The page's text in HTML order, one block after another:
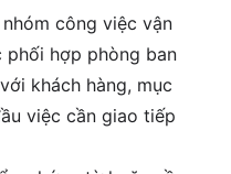
công việc vận
phối hợp phòng ban
khách hàng, mục
việc cần giao tiếp